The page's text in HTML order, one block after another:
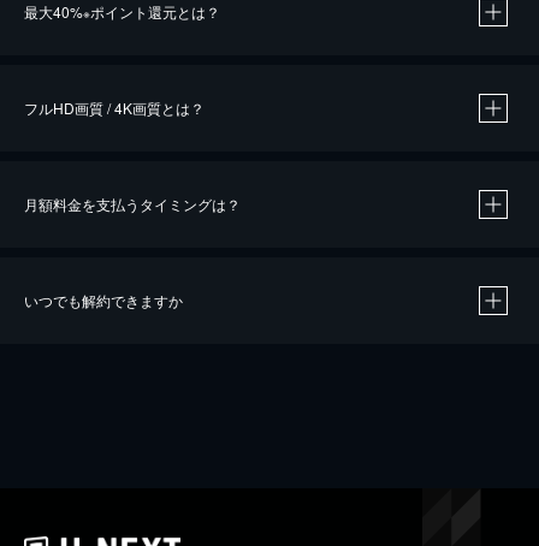
最大40%※ポイント還元とは？
※40％ポイント還元の対象は、クレジットカード決済による作品の購入 / レンタルです。
iOSアプリのUコイン決済による作品の購入 / レンタルは、20％のポイント還元です。
フルHD画質 / 4K画質とは？
月額料金を支払うタイミングは？
いつでも解約できますか